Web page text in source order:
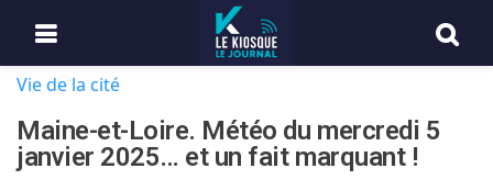
Vie de la cité
Maine-et-Loire. Météo du mercredi 5
janvier 2025… et un fait marquant !